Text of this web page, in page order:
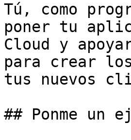
Tú, como
poner tu
Cloud y
para crear
tus nuevos
## Ponme un